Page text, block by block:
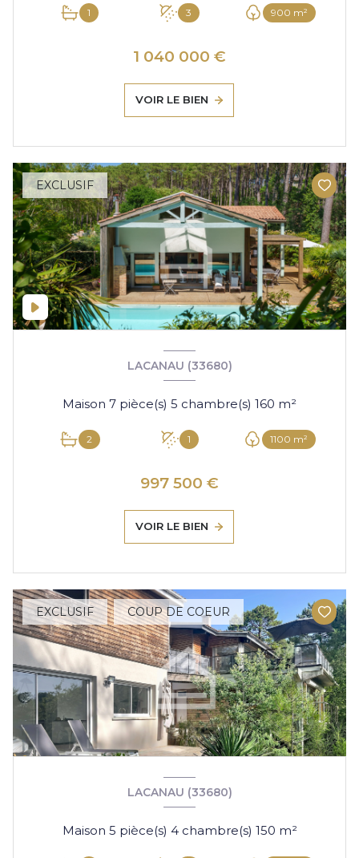
1 3 900 m²
1 040 000 €
VOIR LE BIEN
EXCLUSIF
LACANAU (33680)
Maison 7 pièce(s) 5 chambre(s) 160 m²
2 1 1100 m²
997 500 €
VOIR LE BIEN
EXCLUSIF COUP DE COEUR
LACANAU (33680)
Maison 5 pièce(s) 4 chambre(s) 150 m²